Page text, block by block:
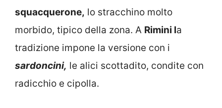
squacquerone, lo stracchino molto
morbido, tipico della zona. A Rimini la
tradizione impone la versione con i
sardoncini, le alici scottadito, condite con
radicchio e cipolla.